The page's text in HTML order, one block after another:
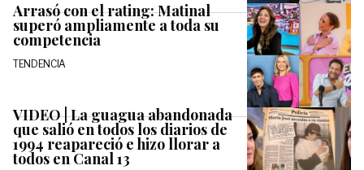
Arrasó con el rating: Matinal
superó ampliamente a toda su
competencia
TENDENCIA
VIDEO | La guagua abandonada
que salió en todos los diarios de
1994 reapareció e hizo llorar a
todos en Canal 13